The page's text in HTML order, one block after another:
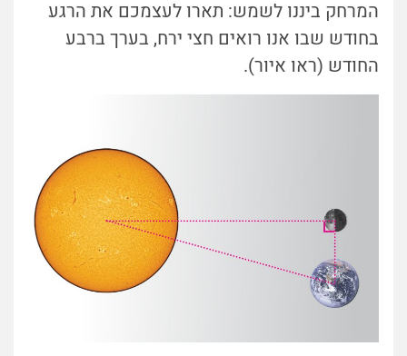
המרחק ביננו לשמש: תארו לעצמכם את הרגע
בחודש שבו אנו רואים חצי ירח, בערך ברבע
החודש (ראו איור).